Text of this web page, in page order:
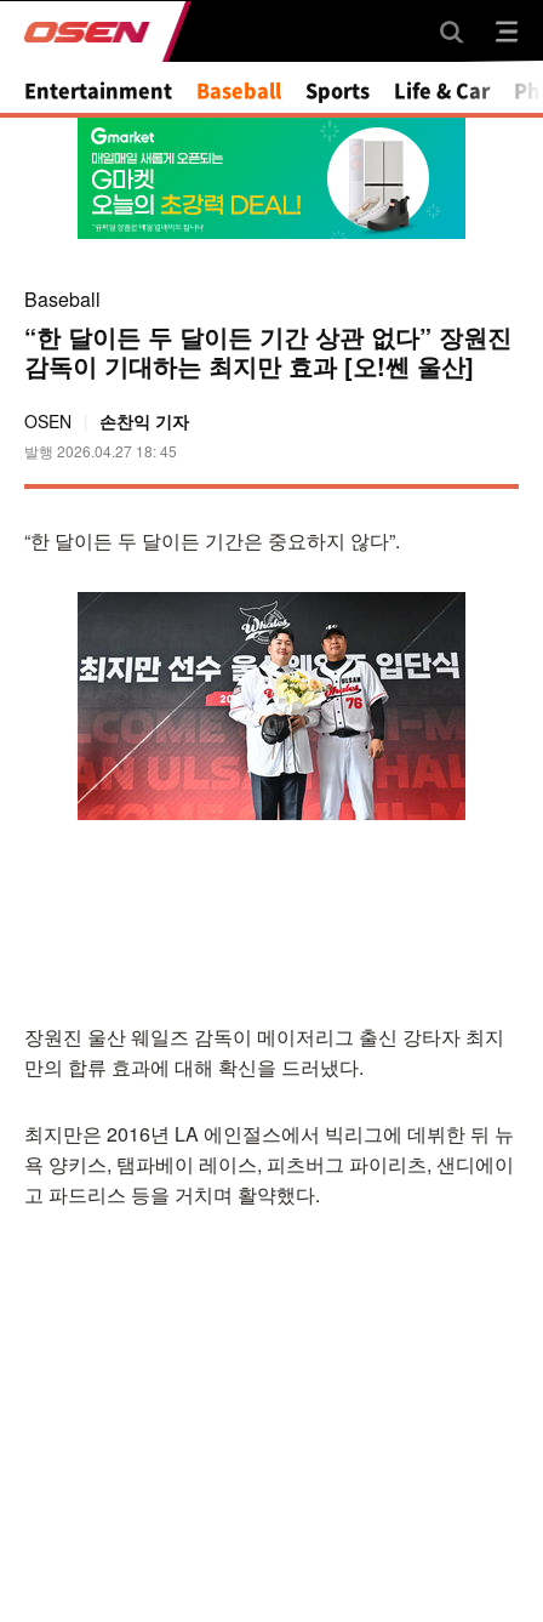
Mute
Entertainment Baseball Sports Life & Car
Baseball
“한 달이든 두 달이든 기간 상관 없다” 장원진
감독이 기대하는 최지만 효과 [오!쎈 울산]
OSEN 손찬익 기자
발행 2026.04.27 18: 45
“한 달이든 두 달이든 기간은 중요하지 않다”.
장원진 울산 웨일즈 감독이 메이저리그 출신 강타자 최지
만의 합류 효과에 대해 확신을 드러냈다.
최지만은 2016년 LA 에인절스에서 빅리그에 데뷔한 뒤 뉴
욕 양키스, 탬파베이 레이스, 피츠버그 파이리츠, 샌디에이
고 파드리스 등을 거치며 활약했다.